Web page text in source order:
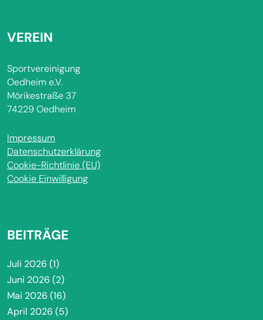
VEREIN
Sportvereinigung
Oedheim e.V.
Mörikestraße 37
74229 Oedheim
Impressum
Datenschutzerklärung
Cookie-Richtlinie (EU)
Cookie Einwilligung
BEITRÄGE
Juli 2026 (1)
Juni 2026 (2)
Mai 2026 (16)
April 2026 (5)